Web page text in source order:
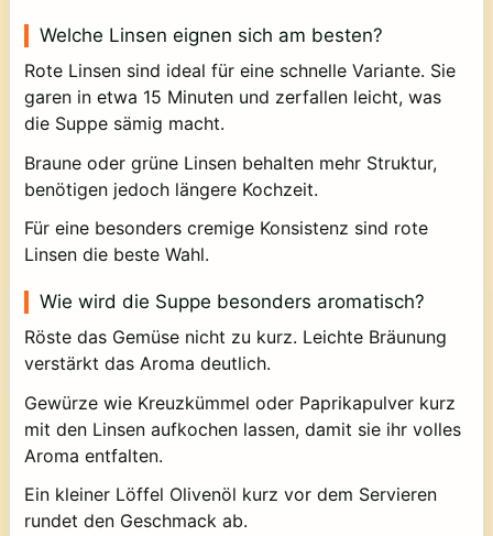
Welche Linsen eignen sich am besten?
Rote Linsen sind ideal für eine schnelle Variante. Sie
garen in etwa 15 Minuten und zerfallen leicht, was
die Suppe sämig macht.
Braune oder grüne Linsen behalten mehr Struktur,
benötigen jedoch längere Kochzeit.
Für eine besonders cremige Konsistenz sind rote
Linsen die beste Wahl.
Wie wird die Suppe besonders aromatisch?
Röste das Gemüse nicht zu kurz. Leichte Bräunung
verstärkt das Aroma deutlich.
Gewürze wie Kreuzkümmel oder Paprikapulver kurz
mit den Linsen aufkochen lassen, damit sie ihr volles
Aroma entfalten.
Ein kleiner Löffel Olivenöl kurz vor dem Servieren
rundet den Geschmack ab.